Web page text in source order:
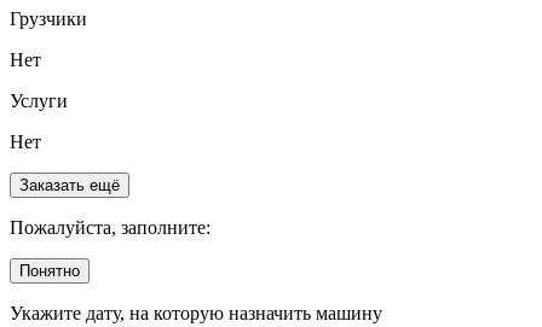
Грузчики
Нет
Услуги
Нет
Заказать ещё
Пожалуйста, заполните:
Понятно
Укажите дату, на которую назначить машину